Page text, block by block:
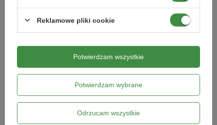
DODAJ DO KOSZYKA
17,59 zł
100% NATURALNY 100% NATURALNY
Reklamowe pliki cookie
Potwierdzam wybrane
Odrzucam wszystkie
Potwierdzam wszystkie